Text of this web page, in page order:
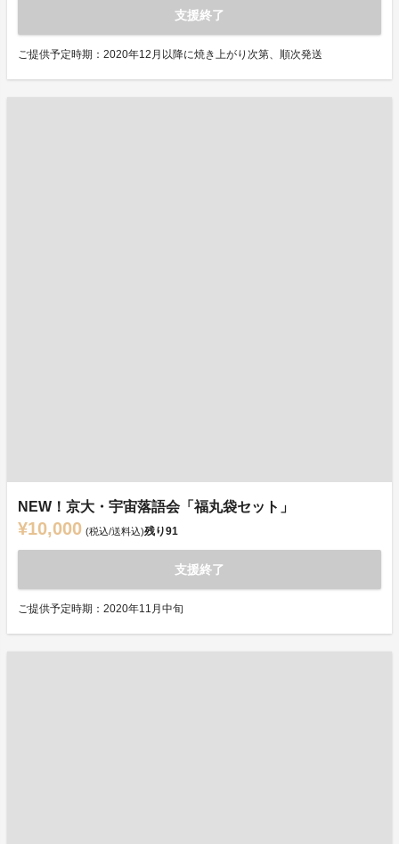
支援終了
ご提供予定時期：2020年12月以降に焼き上がり次第、順次発送
NEW！京大・宇宙落語会「福丸袋セット」
¥10,000 (税込/送料込)残り91
支援終了
ご提供予定時期：2020年11月中旬